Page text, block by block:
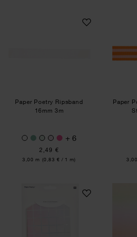
Paper Poetry Ripsband
Paper Poetry Ripsband
16mm 3m
+ 6
2,49 €
Inhalt:
3,00 m (0,83 € / 1 m)
Paper
Paper Poetry